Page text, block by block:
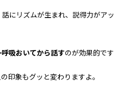
にリズムが生まれ、説得力がアッ
呼吸おいてから話すのが効果的です
印象もグッと変わりますよ。